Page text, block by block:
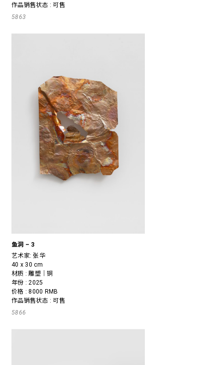
作品销售状态 : 可售
5863
鱼洞 – 3
艺术家:张华
40 x 30 cm
材质 : 雕塑｜铜
年份 : 2025
价格 : 8000 RMB
作品销售状态 : 可售
5866